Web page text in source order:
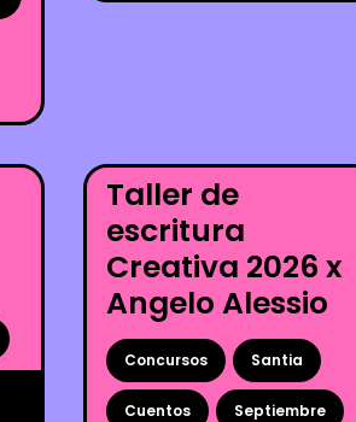
Taller de
escritura
Creativa 2026 x
Angelo Alessio
Concursos Santia
Cuentos Septiembre